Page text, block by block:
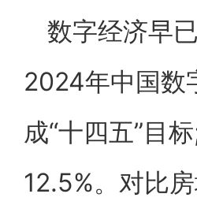
数字经济早
2024年中国数
成“十四五”目
12.5%。对比